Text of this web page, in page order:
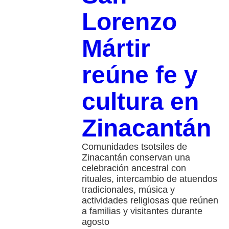
Lorenzo
Mártir
reúne fe y
cultura en
Zinacantán
Comunidades tsotsiles de
Zinacantán conservan una
celebración ancestral con
rituales, intercambio de atuendos
tradicionales, música y
actividades religiosas que reúnen
a familias y visitantes durante
agosto